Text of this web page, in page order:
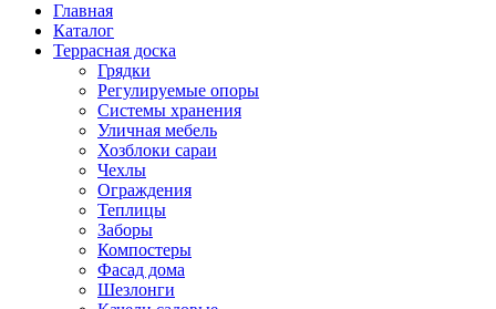
Главная
Каталог
Террасная доска
Грядки
Регулируемые опоры
Системы хранения
Уличная мебель
Хозблоки сараи
Чехлы
Ограждения
Теплицы
Заборы
Компостеры
Фасад дома
Шезлонги